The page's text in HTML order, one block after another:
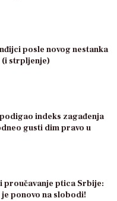
posle novog nestanka
(i strpljenje)
indeks zagađenja
gusti dim pravo u
proučavanje ptica Srbije:
ponovo na slobodi!